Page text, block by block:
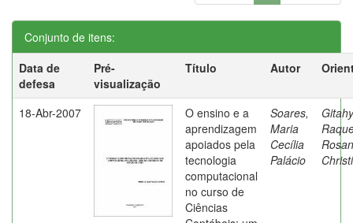
Conjunto de itens:
Data de
defesa
Pré-
visualização
Título Autor
18-Abr-2007
O ensino e a
aprendizagem
apoiados pela
tecnologia
computacional
no curso de
Ciências
Soares,
Maria
Cecília
Palácio
Rosan